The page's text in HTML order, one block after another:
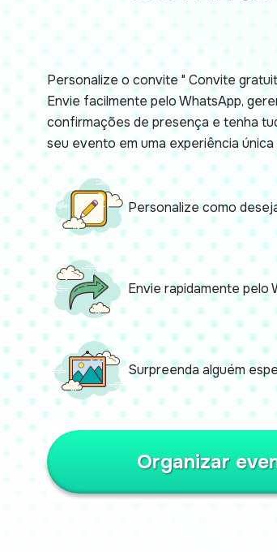
Personalize o convite " Convite
Envie facilmente pelo WhatsApp,
confirmações de presença e tenha
seu evento em uma experiência única
Personalize como
Envie rapidamente pelo
Surpreenda alguém
Organizar